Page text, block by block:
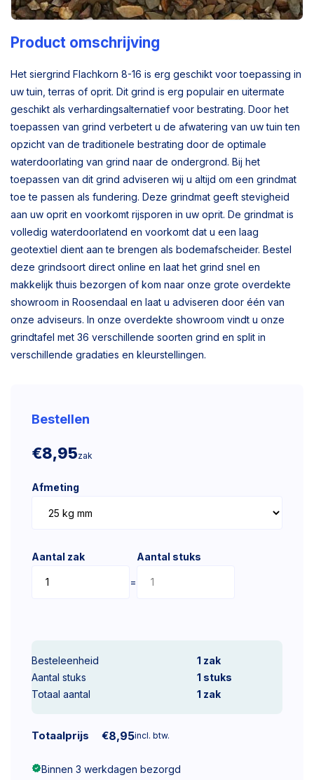
Product omschrijving
Het siergrind Flachkorn 8-16 is erg geschikt voor toepassing in
uw tuin, terras of oprit. Dit grind is erg populair en uitermate
geschikt als verhardingsalternatief voor bestrating. Door het
toepassen van grind verbetert u de afwatering van uw tuin ten
opzicht van de traditionele bestrating door de optimale
waterdoorlating van grind naar de ondergrond. Bij het
toepassen van dit grind adviseren wij u altijd om een grindmat
toe te passen als fundering. Deze grindmat geeft stevigheid
aan uw oprit en voorkomt rijsporen in uw oprit. De grindmat is
volledig waterdoorlatend en voorkomt dat u een laag
geotextiel dient aan te brengen als bodemafscheider. Bestel
deze grindsoort direct online en laat het grind snel en
makkelijk thuis bezorgen of kom naar onze grote overdekte
showroom in Roosendaal en laat u adviseren door één van
onze adviseurs. In onze overdekte showroom vindt u onze
grindtafel met 36 verschillende soorten grind en split in
verschillende gradaties en kleurstellingen.
Bestellen
€8,95zak
Afmeting
Aantal zak
=
Aantal stuks
Besteleenheid
1 zak
Aantal stuks
1 stuks
Totaal aantal
1 zak
Totaalprijs €8,95incl. btw.
Binnen 3 werkdagen bezorgd